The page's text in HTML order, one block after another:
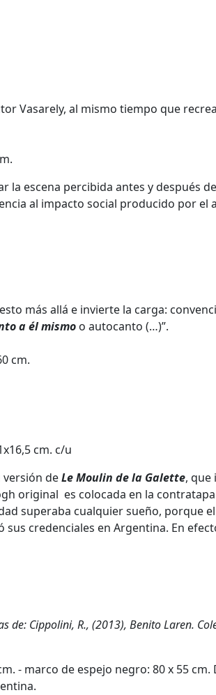
Vasarely, al mismo tiempo que
la escena percibida antes y después
al impacto social producido por el
más allá e invierte la carga:
a él mismo o autocanto (…)”.
cm.
cm. c/u
versión deLe Moulin de la Galette, que
original es colocada en la
superaba cualquier sueño, porque
credenciales en Argentina. En
Cippolini, R., (2013), Benito Laren.
- marco de espejo negro: 80 x 55